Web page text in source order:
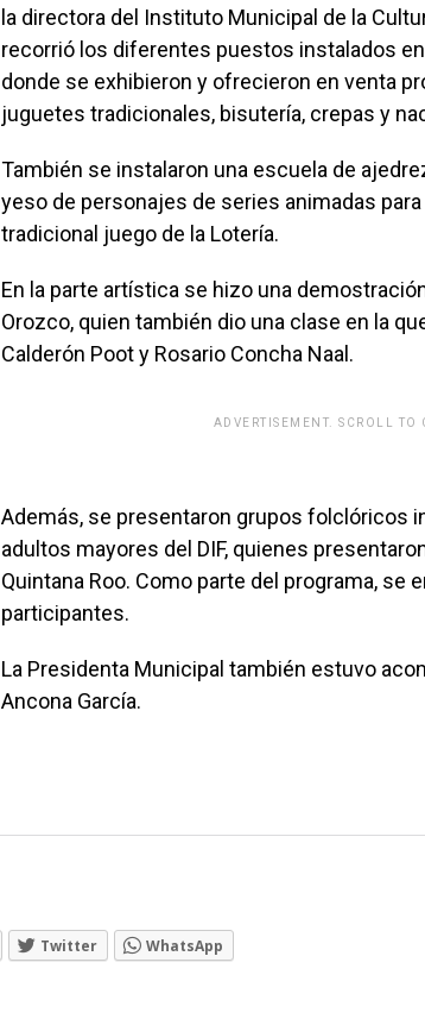
la directora del Instituto Municipal de la
recorrió los diferentes puestos instalados
donde se exhibieron y ofrecieron en venta
juguetes tradicionales, bisutería, crepas y
También se instalaron una escuela de
yeso de personajes de series animadas
tradicional juego de la Lotería.
En la parte artística se hizo una
Orozco, quien también dio una clase en la
Calderón Poot y Rosario Concha Naal.
ADVERTISEMENT. SCROLL
Además, se presentaron grupos folclóricos
adultos mayores del DIF, quienes
Quintana Roo. Como parte del programa,
participantes.
La Presidenta Municipal también estuvo
Ancona García.
Twitter WhatsApp